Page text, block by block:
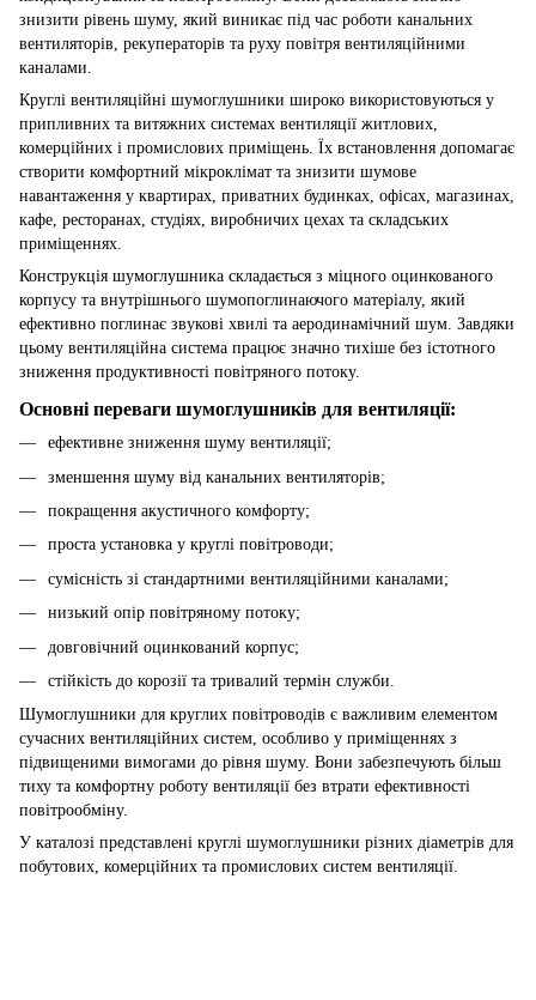
знизити рівень шуму, який виникає під час роботи канальних
вентиляторів, рекуператорів та руху повітря вентиляційними
каналами.
Круглі вентиляційні шумоглушники широко використовуються у
припливних та витяжних системах вентиляції житлових,
комерційних і промислових приміщень. Їх встановлення допомагає
створити комфортний мікроклімат та знизити шумове
навантаження у квартирах, приватних будинках, офісах, магазинах,
кафе, ресторанах, студіях, виробничих цехах та складських
приміщеннях.
Конструкція шумоглушника складається з міцного оцинкованого
корпусу та внутрішнього шумопоглинаючого матеріалу, який
ефективно поглинає звукові хвилі та аеродинамічний шум. Завдяки
цьому вентиляційна система працює значно тихіше без істотного
зниження продуктивності повітряного потоку.
Основні переваги шумоглушників для вентиляції:
ефективне зниження шуму вентиляції;
зменшення шуму від канальних вентиляторів;
покращення акустичного комфорту;
проста установка у круглі повітроводи;
сумісність зі стандартними вентиляційними каналами;
низький опір повітряному потоку;
довговічний оцинкований корпус;
стійкість до корозії та тривалий термін служби.
Шумоглушники для круглих повітроводів є важливим елементом
сучасних вентиляційних систем, особливо у приміщеннях з
підвищеними вимогами до рівня шуму. Вони забезпечують більш
тиху та комфортну роботу вентиляції без втрати ефективності
повітрообміну.
У каталозі представлені круглі шумоглушники різних діаметрів для
побутових, комерційних та промислових систем вентиляції.